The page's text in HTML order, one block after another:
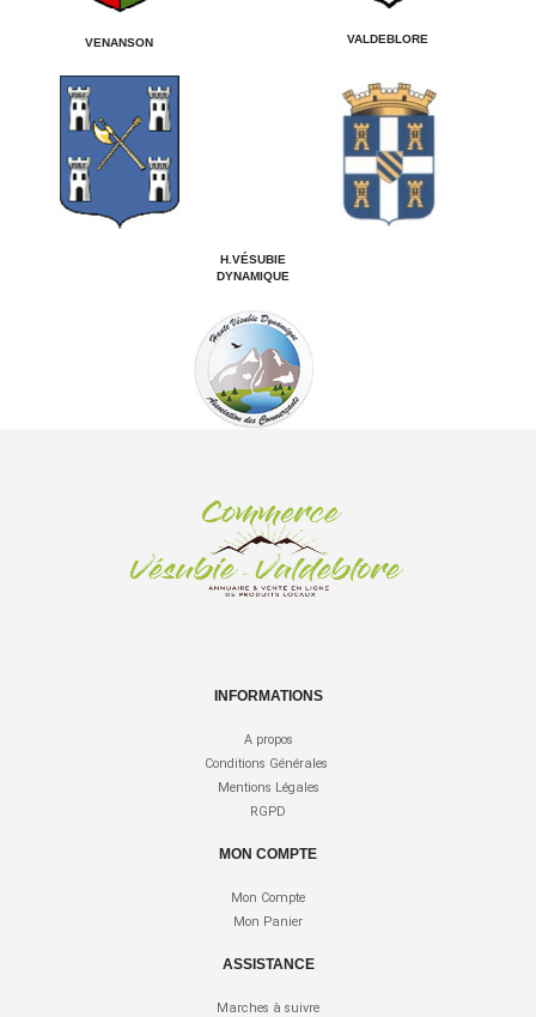
VENANSON VALDEBLORE
H.VÉSUBIE
DYNAMIQUE
INFORMATIONS
A propos
Conditions Générales
Mentions Légales
RGPD
MON COMPTE
Mon Compte
Mon Panier
ASSISTANCE
Marches à suivre